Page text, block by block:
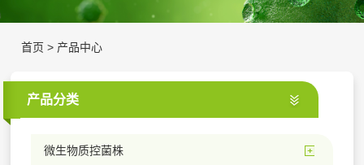
首页 > 产品中心
产品分类
微生物质控菌株